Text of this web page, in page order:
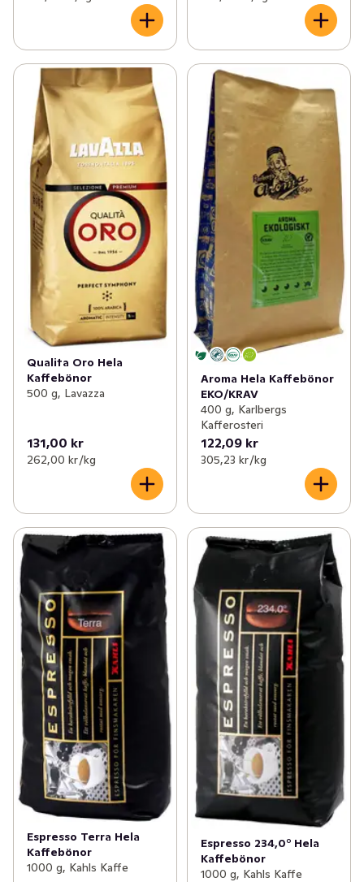
Qualita Oro Hela
Kaffebönor
500 g, Lavazza
131,00 kr
262,00 kr /kg
Aroma Hela Kaffebönor
EKO/KRAV
400 g, Karlbergs
Kafferosteri
122,09 kr
305,23 kr /kg
Espresso Terra Hela
Kaffebönor
1000 g, Kahls Kaffe
Espresso 234,0° Hela
Kaffebönor
1000 g, Kahls Kaffe